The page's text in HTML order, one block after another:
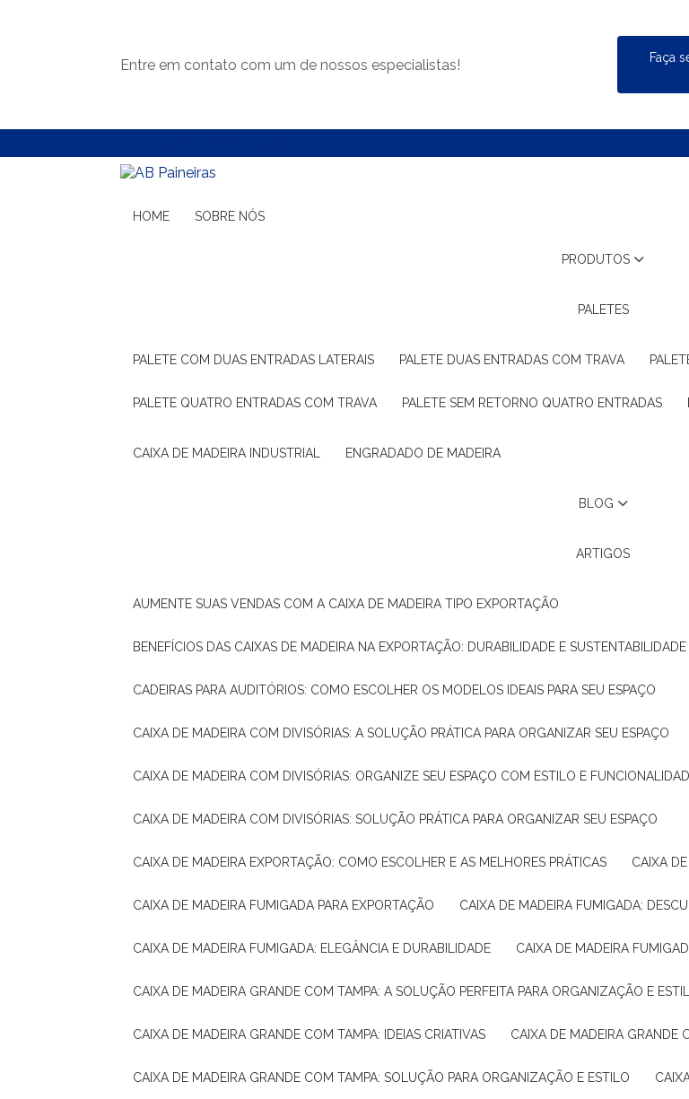
Entre em contato com um de nossos especialistas!
Faça
HOME SOBRE NÓS
PRODUTOS
PALETES
PALETE COM DUAS ENTRADAS LATERAIS PALETE DUAS ENTRADAS COM TRAVA
PALETE QUATRO ENTRADAS COM TRAVA PALETE SEM RETORNO QUATRO ENTRADAS
CAIXA DE MADEIRA INDUSTRIAL ENGRADADO DE MADEIRA
BLOG
ARTIGOS
AUMENTE SUAS VENDAS COM A CAIXA DE MADEIRA TIPO EXPORTAÇÃO
BENEFÍCIOS DAS CAIXAS DE MADEIRA NA EXPORTAÇÃO: DURABILIDADE E SUSTENTABILIDADE
CADEIRAS PARA AUDITÓRIOS: COMO ESCOLHER OS MODELOS IDEAIS PARA SEU ESPAÇO
CAIXA DE MADEIRA COM DIVISÓRIAS: A SOLUÇÃO PRÁTICA PARA ORGANIZAR SEU ESPAÇO
CAIXA DE MADEIRA COM DIVISÓRIAS: ORGANIZE SEU ESPAÇO COM ESTILO E
CAIXA DE MADEIRA COM DIVISÓRIAS: SOLUÇÃO PRÁTICA PARA ORGANIZAR SEU ESPAÇO
CAIXA DE MADEIRA EXPORTAÇÃO: COMO ESCOLHER E AS MELHORES PRÁTICAS CAIXA
CAIXA DE MADEIRA FUMIGADA PARA EXPORTAÇÃO CAIXA DE MADEIRA FUMIGADA:
CAIXA DE MADEIRA FUMIGADA: ELEGÂNCIA E DURABILIDADE CAIXA DE MADEIRA
CAIXA DE MADEIRA GRANDE COM TAMPA: A SOLUÇÃO PERFEITA PARA ORGANIZAÇÃO E
CAIXA DE MADEIRA GRANDE COM TAMPA: IDEIAS CRIATIVAS CAIXA DE MADEIRA
CAIXA DE MADEIRA GRANDE COM TAMPA: SOLUÇÃO PARA ORGANIZAÇÃO E ESTILO